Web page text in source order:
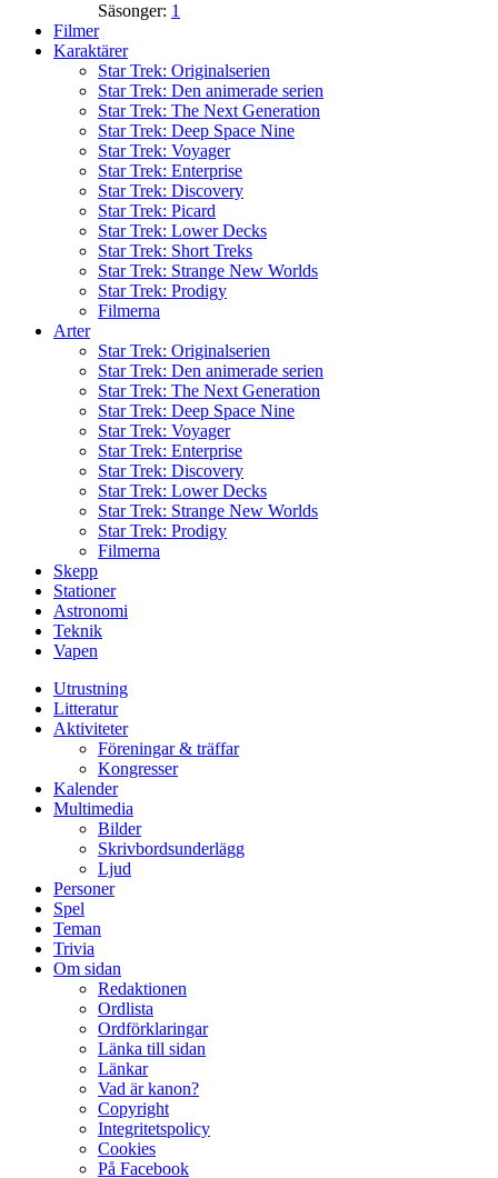
Säsonger: 1
Filmer
Karaktärer
Star Trek: Originalserien
Star Trek: Den animerade serien
Star Trek: The Next Generation
Star Trek: Deep Space Nine
Star Trek: Voyager
Star Trek: Enterprise
Star Trek: Discovery
Star Trek: Picard
Star Trek: Lower Decks
Star Trek: Short Treks
Star Trek: Strange New Worlds
Star Trek: Prodigy
Filmerna
Arter
Star Trek: Originalserien
Star Trek: Den animerade serien
Star Trek: The Next Generation
Star Trek: Deep Space Nine
Star Trek: Voyager
Star Trek: Enterprise
Star Trek: Discovery
Star Trek: Lower Decks
Star Trek: Strange New Worlds
Star Trek: Prodigy
Filmerna
Skepp
Stationer
Astronomi
Teknik
Vapen
Utrustning
Litteratur
Aktiviteter
Föreningar & träffar
Kongresser
Kalender
Multimedia
Bilder
Skrivbordsunderlägg
Ljud
Personer
Spel
Teman
Trivia
Om sidan
Redaktionen
Ordlista
Ordförklaringar
Länka till sidan
Länkar
Vad är kanon?
Copyright
Integritetspolicy
Cookies
På Facebook